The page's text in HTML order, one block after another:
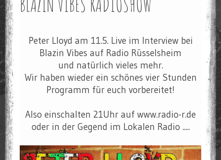
Peter Lloyd am 11.5. Live im Interview bei
Blazin Vibes auf Radio Rüsselsheim
und natürlich vieles mehr.
Wir haben wieder ein schönes vier Stunden
Programm für euch vorbereitet!
Also einschalten 21Uhr auf www.radio-r.de
oder in der Gegend im Lokalen Radio .....